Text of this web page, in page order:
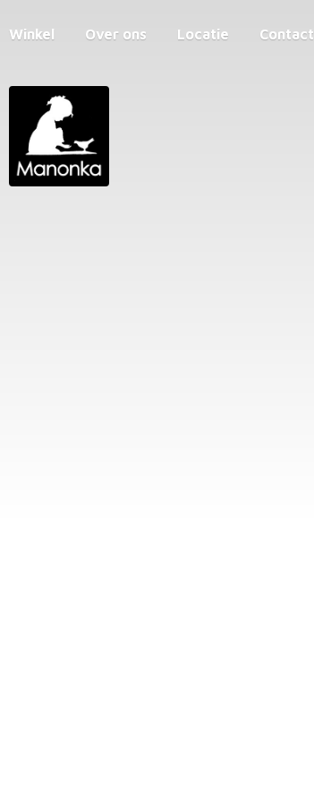
Winkel Over ons Locatie Contact